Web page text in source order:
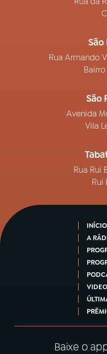
São
Rua Armando
São
Avenida
Vila
Rua Rui
Rui
INÍCIO
A
Baixe o